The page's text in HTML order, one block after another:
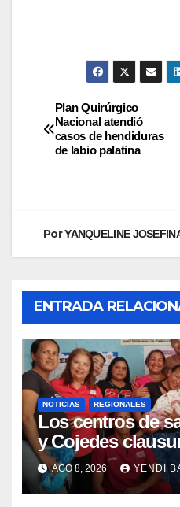
Plan Quirúrgico
Nacional atendió
casos de hendiduras
de labio palatina
PorYANQUELINE
ENTRADA
NOTICIAS REGIONALES
Los centros de
y Cojedes
Semana Mundial
Materna
AGO 8, 2026 YENDI